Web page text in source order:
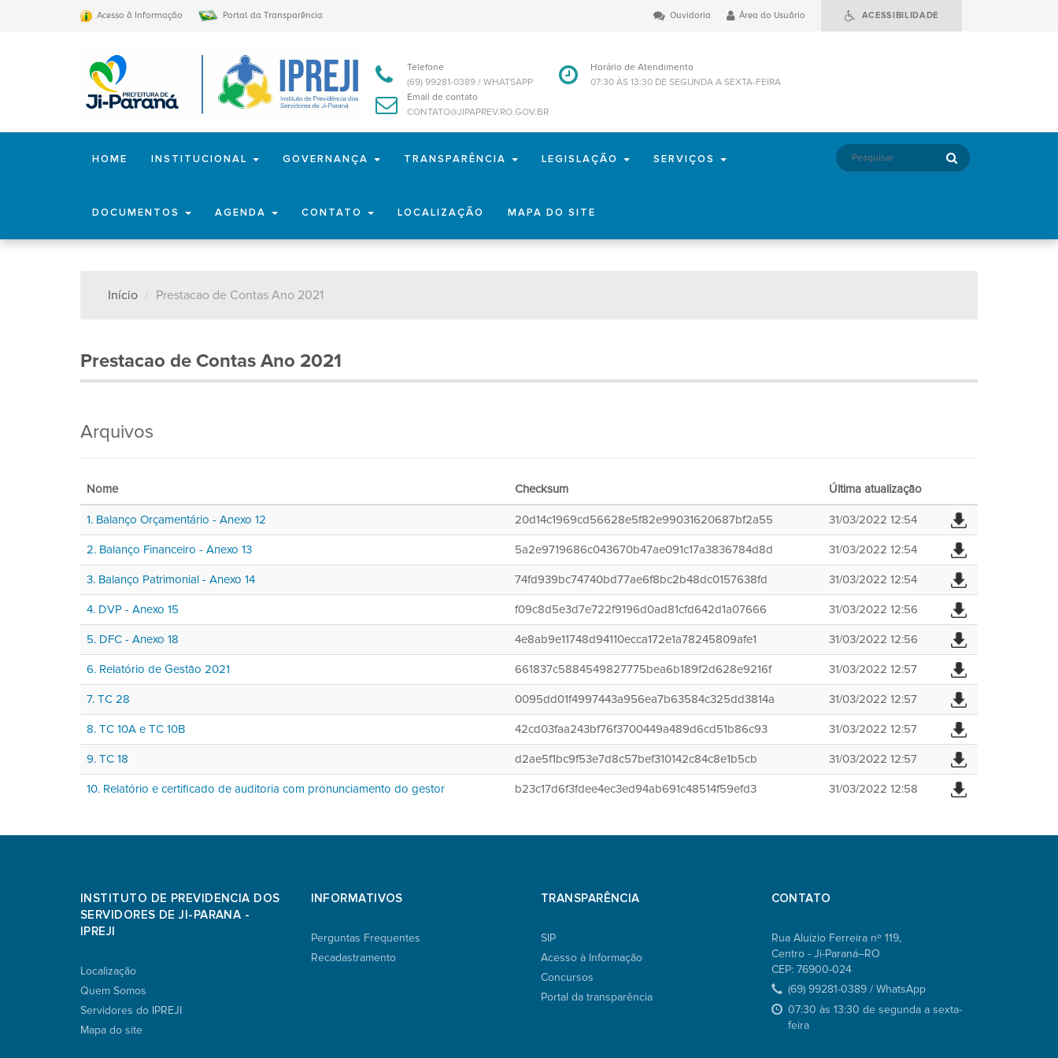
Acesso à Informação Portal da Transparência ACESSIBILIDADE
Área do Usuário
Ouvidoria
Telefone
(69) 99281-0389 / WHATSAPP
Horário de Atendimento
07:30 ÀS 13:30 DE SEGUNDA A SEXTA-FEIRA
Email de contato
CONTATO@JIPAPREV.RO.GOV.BR
HOME INSTITUCIONAL GOVERNANÇA TRANSPARÊNCIA LEGISLAÇÃO SERVIÇOS
DOCUMENTOS AGENDA CONTATO LOCALIZAÇÃO MAPA DO SITE
Início Prestacao de Contas Ano 2021
Prestacao de Contas Ano 2021
Arquivos
Nome Checksum Última atualização
1. Balanço Orçamentário - Anexo 12 20d14c1969cd56628e5f82e99031620687bf2a55 31/03/2022 12:54
2. Balanço Financeiro - Anexo 13 5a2e9719686c043670b47ae091c17a3836784d8d 31/03/2022 12:54
3. Balanço Patrimonial - Anexo 14 74fd939bc74740bd77ae6f8bc2b48dc0157638fd 31/03/2022 12:54
4. DVP - Anexo 15 f09c8d5e3d7e722f9196d0ad81cfd642d1a07666 31/03/2022 12:56
5. DFC - Anexo 18 4e8ab9e11748d94110ecca172e1a78245809afe1 31/03/2022 12:56
6. Relatório de Gestão 2021 661837c5884549827775bea6b189f2d628e9216f 31/03/2022 12:57
7. TC 28 0095dd01f4997443a956ea7b63584c325dd3814a 31/03/2022 12:57
8. TC 10A e TC 10B 42cd03faa243bf76f3700449a489d6cd51b86c93 31/03/2022 12:57
9. TC 18 d2ae5f1bc9f53e7d8c57bef310142c84c8e1b5cb 31/03/2022 12:57
10. Relatório e certificado de auditoria com pronunciamento do gestor b23c17d6f3fdee4ec3ed94ab691c48514f59efd3 31/03/2022 12:58
INSTITUTO DE PREVIDENCIA DOS
SERVIDORES DE JI-PARANA -
IPREJI
Localização
Quem Somos
Servidores do IPREJI
Mapa do site
INFORMATIVOS
Perguntas Frequentes
Recadastramento
TRANSPARÊNCIA
SIP
Acesso à Informação
Concursos
Portal da transparência
CONTATO
Rua Aluízio Ferreira nº 119,
Centro - Ji-Paraná–RO
CEP: 76900-024
(69) 99281-0389 / WhatsApp
07:30 às 13:30 de segunda a sexta-
feira